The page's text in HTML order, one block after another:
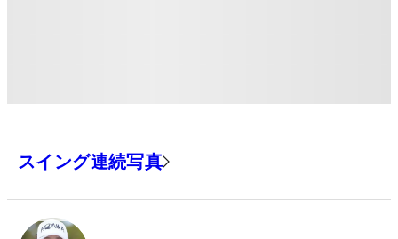
スイング連続写真